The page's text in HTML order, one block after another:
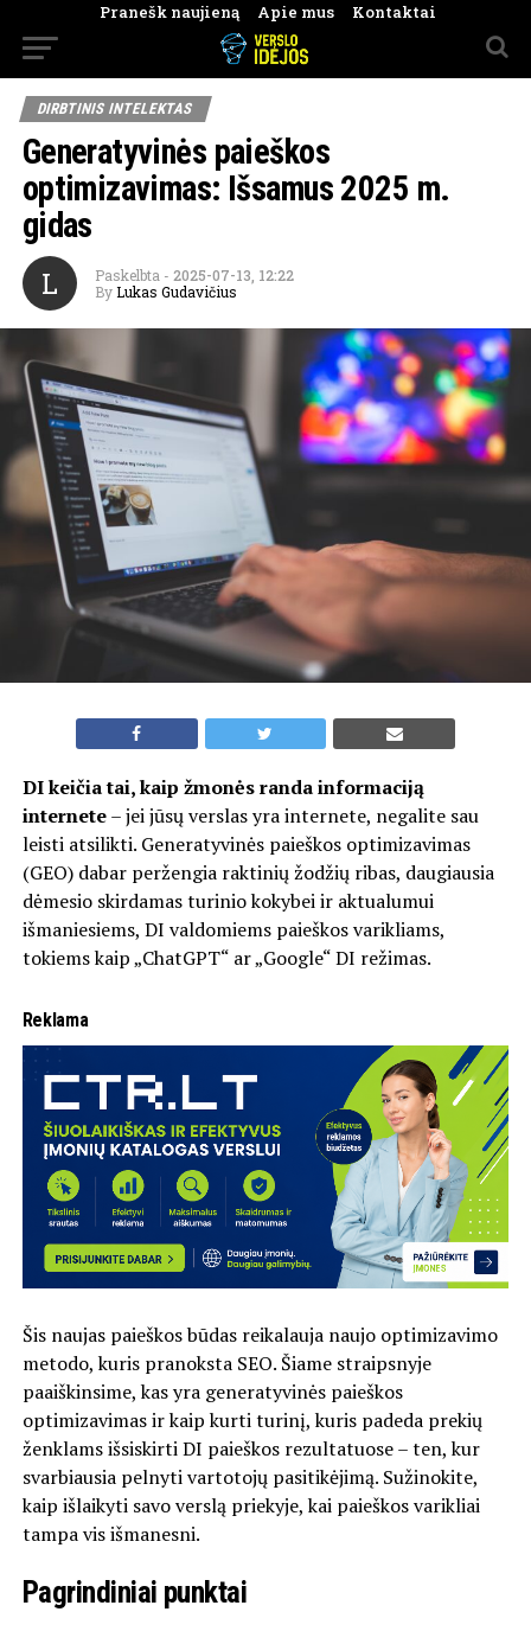
Pranešk naujieną Apie mus Kontaktai
DIRBTINIS INTELEKTAS
Generatyvinės paieškos
optimizavimas: Išsamus 2025 m.
gidas
L Paskelbta - 2025-07-13, 12:22
By Lukas Gudavičius
DI keičia tai, kaip žmonės randa informaciją
internete– jei jūsų verslas yra internete, negalite sau
leisti atsilikti. Generatyvinės paieškos optimizavimas
(GEO) dabar peržengia raktinių žodžių ribas, daugiausia
dėmesio skirdamas turinio kokybei ir aktualumui
išmaniesiems, DI valdomiems paieškos varikliams,
tokiems kaip „ChatGPT“ ar „Google“ DI režimas.
Reklama
Šis naujas paieškos būdas reikalauja naujo optimizavimo
metodo, kuris pranoksta SEO. Šiame straipsnyje
paaiškinsime, kas yra generatyvinės paieškos
optimizavimas ir kaip kurti turinį, kuris padeda prekių
ženklams išsiskirti DI paieškos rezultatuose – ten, kur
svarbiausia pelnyti vartotojų pasitikėjimą. Sužinokite,
kaip išlaikyti savo verslą priekyje, kai paieškos varikliai
tampa vis išmanesni.
Pagrindiniai punktai